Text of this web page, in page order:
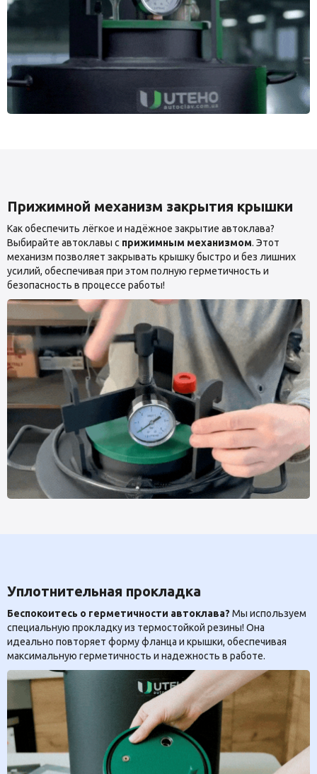
Прижимной механизм закрытия крышки
Как обеспечить лёгкое и надёжное закрытие автоклава?
Выбирайте автоклавы с прижимным механизмом. Этот
механизм позволяет закрывать крышку быстро и без лишних
усилий, обеспечивая при этом полную герметичность и
безопасность в процессе работы!
Уплотнительная прокладка
Беспокоитесь о герметичности автоклава? Мы используем
специальную прокладку из термостойкой резины! Она
идеально повторяет форму фланца и крышки, обеспечивая
максимальную герметичность и надежность в работе.